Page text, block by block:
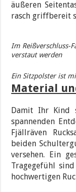
äußeren
rasch griffbereit
Im Reißverschluss-
verstaut werden
Ein Sitzpolster ist
Material
Damit Ihr Kind
spannenden
Fjällräven
beiden
versehen. Ein
Tragegefühl
hochwertigen